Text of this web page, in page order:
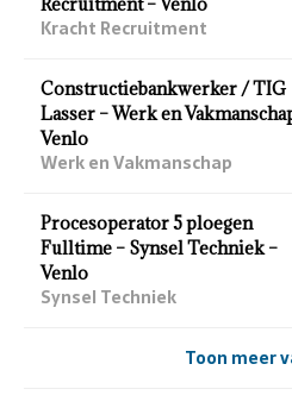
Kracht Recruitment
Constructiebankwerker / TIG
Lasser – Werk en
Venlo
Werk en Vakmanschap
Procesoperator 5 ploegen
Fulltime – Synsel Techniek –
Venlo
Synsel Techniek
Toon meer